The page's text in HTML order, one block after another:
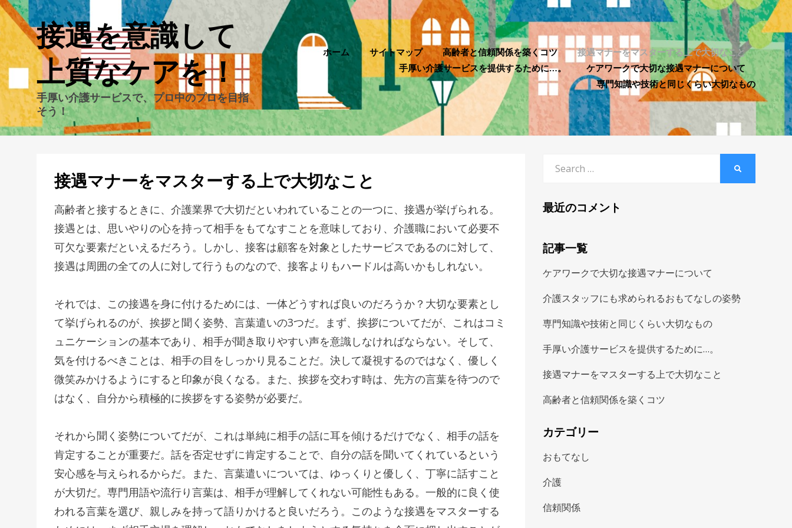
接遇を意識して
上質なケアを！
手厚い介護サービスで、プロ中のプロを目指
そう！
ホーム サイトマップ 高齢者と信頼関係を築くコツ
接遇マナーをマスターする上で大切なこと
手厚い介護サービスを提供するために…。
ケアワークで大切な接遇マナーについて
専門知識や技術と同じくらい大切なもの
接遇マナーをマスターする上で大切なこと
高齢者と接するときに、介護業界で大切だといわれていることの一つに、接遇が挙げられる。
接遇とは、思いやりの心を持って相手をもてなすことを意味しており、介護職において必要不
可欠な要素だといえるだろう。しかし、接客は顧客を対象としたサービスであるのに対して、
接遇は周囲の全ての人に対して行うものなので、接客よりもハードルは高いかもしれない。
それでは、この接遇を身に付けるためには、一体どうすれば良いのだろうか？大切な要素とし
て挙げられるのが、挨拶と聞く姿勢、言葉遣いの3つだ。まず、挨拶についてだが、これはコミ
ュニケーションの基本であり、相手が聞き取りやすい声を意識しなければならない。そして、
気を付けるべきことは、相手の目をしっかり見ることだ。決して凝視するのではなく、優しく
微笑みかけるようにすると印象が良くなる。また、挨拶を交わす時は、先方の言葉を待つので
はなく、自分から積極的に挨拶をする姿勢が必要だ。
それから聞く姿勢についてだが、これは単純に相手の話に耳を傾けるだけでなく、相手の話を
肯定することが重要だ。話を否定せずに肯定することで、自分の話を聞いてくれているという
安心感を与えられるからだ。また、言葉遣いについては、ゆっくりと優しく、丁寧に話すこと
が大切だ。専門用語や流行り言葉は、相手が理解してくれない可能性もある。一般的に良く使
われる言葉を選び、親しみを持って語りかけると良いだろう。このような接遇をマスターする
最近のコメント
記事一覧
ケアワークで大切な接遇マナーについて
介護スタッフにも求められるおもてなしの姿勢
専門知識や技術と同じくらい大切なもの
手厚い介護サービスを提供するために…。
接遇マナーをマスターする上で大切なこと
高齢者と信頼関係を築くコツ
カテゴリー
おもてなし
介護
信頼関係